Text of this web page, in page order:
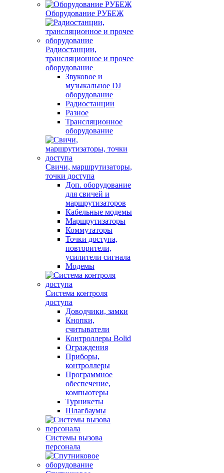
Оборудование РУБЕЖ
Радиостанции,
трансляционное и прочее
оборудование
Звуковое и
музыкальное DJ
оборудование
Радиостанции
Разное
Трансляционное
оборудование
Свичи, маршрутизаторы,
точки доступа
Доп. оборудование
для свичей и
маршрутизаторов
Кабельные модемы
Маршрутизаторы
Коммутаторы
Точки доступа,
повторители,
усилители сигнала
Модемы
Система контроля
доступа
Доводчики, замки
Кнопки,
считыватели
Контроллеры Bolid
Ограждения
Приборы,
контроллеры
Программное
обеспечение,
компьютеры
Турникеты
Шлагбаумы
Системы вызова
персонала